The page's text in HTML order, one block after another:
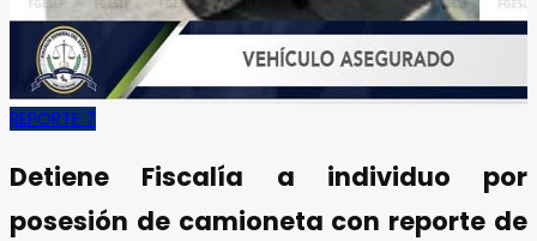
REPORTE 7
Detiene Fiscalía a individuo por
posesión de camioneta con reporte de